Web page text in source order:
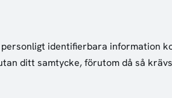
identifierbara information
ditt samtycke, förutom då så